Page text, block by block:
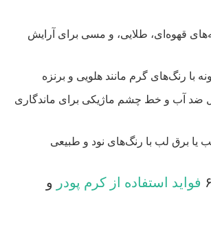
قهوه‌ای، طلایی، و مسی برای آرایش
با رنگ‌های گرم مانند هلویی و برنزه
ضد آب و خط چشم ماژیکی برای ماندگاری
یا برق لب با رنگ‌های نود و طبیعی
فواید استفاده از کرم پودر و